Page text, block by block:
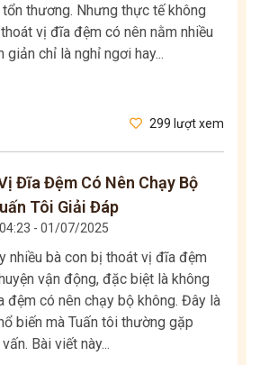
thương. Nhưng thực tế không
vị đĩa đệm có nên nằm nhiều
giản chỉ là nghỉ ngơi hay...
299 lượt xem
Đĩa Đệm Có Nên Chạy Bộ
Tôi Giải Đáp
04:23 - 01/07/2025
nhiều bà con bị thoát vị đĩa đệm
vận động, đặc biệt là không
đệm có nên chạy bộ không. Đây là
biến mà Tuấn tôi thường gặp
Bài viết này...